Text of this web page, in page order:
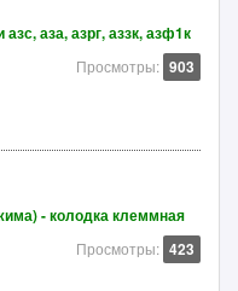
аза, азрг, аззк, азф1к
Просмотры: 903
- колодка клеммная
Просмотры: 423